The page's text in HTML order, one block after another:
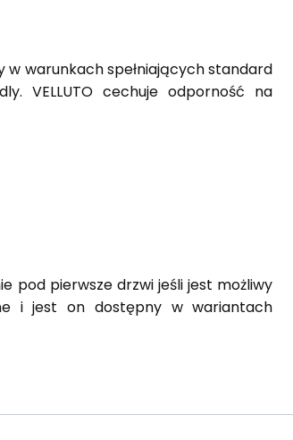
w warunkach spełniających standard
VELLUTO cechuje odporność na
pod pierwsze drzwi jeśli jest możliwy
i jest on dostępny w wariantach